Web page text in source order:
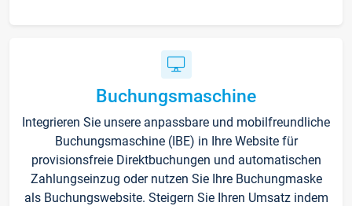
Buchungsmaschine
Integrieren Sie unsere anpassbare und mobilfreundliche
Buchungsmaschine (IBE) in Ihre Website für
provisionsfreie Direktbuchungen und automatischen
Zahlungseinzug oder nutzen Sie Ihre Buchungmaske
als Buchungswebsite. Steigern Sie Ihren Umsatz indem